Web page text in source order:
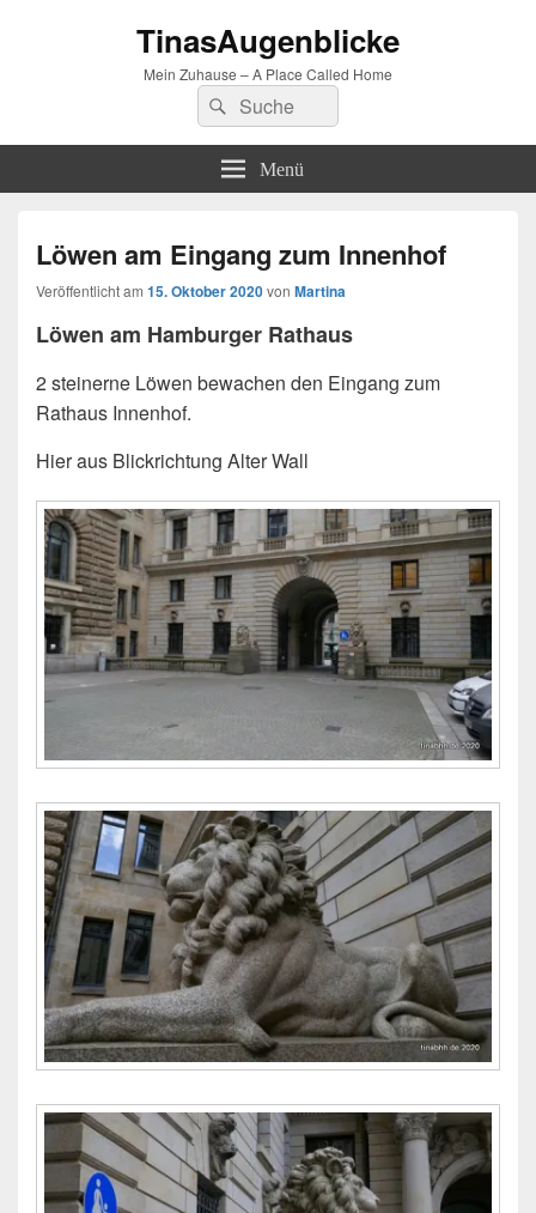
TinasAugenblicke
Mein Zuhause – A Place Called Home
Suchen
nach:
Suchen
Menü
Löwen am Eingang zum Innenhof
Veröffentlicht am 15. Oktober 2020von Martina
Löwen am Hamburger Rathaus
2 steinerne Löwen bewachen den Eingang zum
Rathaus Innenhof.
Hier aus Blickrichtung Alter Wall